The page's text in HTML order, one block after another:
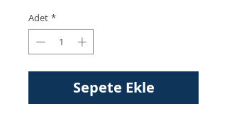
Adet *
Sepete Ekle